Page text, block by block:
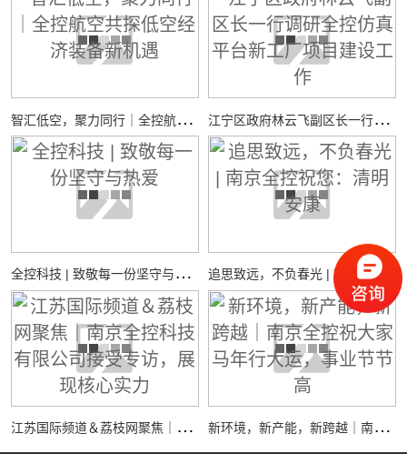
智
汇低空，聚力同行｜全控航空共探低空经济装备新机遇 江
宁区政府林云飞副区长一行调研全控仿真平台新工厂项目建设工作
全
控科技 | 致敬每一份坚守与热爱 追
思致远，不负春光 | 南京全控祝您：清明安康
江
苏国际频道＆荔枝网聚焦｜南京全控科技有限公司接受专访，展现核心实力 新
环境，新产能，新跨越｜南京全控祝大家马年行大运，事业节节高